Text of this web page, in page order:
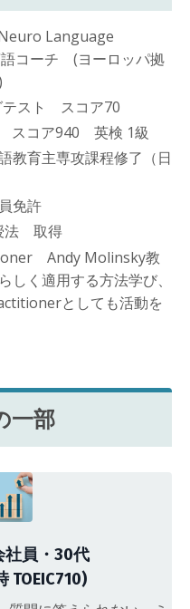
Language
コーチ (ヨーロッパ拠
テスト スコア70
スコア940 英検 1級
教育主専攻課程修了（日
免許
法 取得
Andy Molinsky教
しく適用する方法学び、
としても活動を
一部
員・30代
TOEIC710)